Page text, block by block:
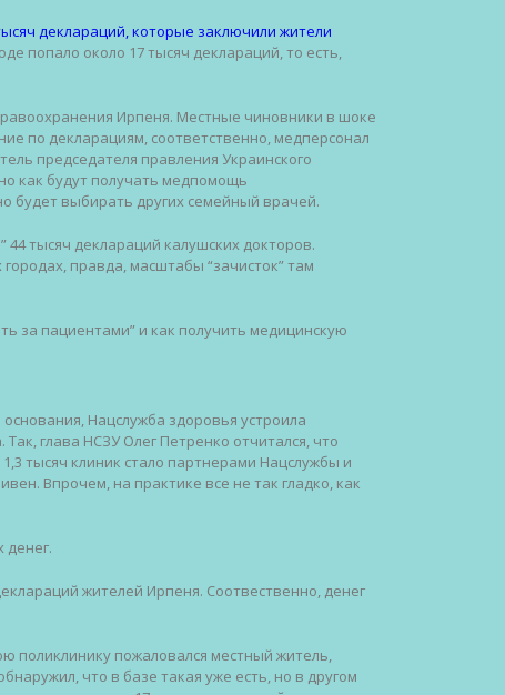
деклараций, которые заключили жители
попало около 17 тысяч деклараций, то есть,
Ирпеня. Местные чиновники в шоке
по декларациям, соответственно, медперсонал
председателя правления Украинского
как будут получать медпомощь
будет выбирать других семейный врачей.
тысяч деклараций калушских докторов.
правда, масштабы “зачисток” там
за пациентами” и как получить медицинскую
Нацслужба здоровья устроила
глава НСЗУ Олег Петренко отчитался, что
тысяч клиник стало партнерами Нацслужбы и
Впрочем, на практике все не так гладко, как
денег.
жителей Ирпеня. Соотвественно, денег
поликлинику пожаловался местный житель,
что в базе такая уже есть, но в другом